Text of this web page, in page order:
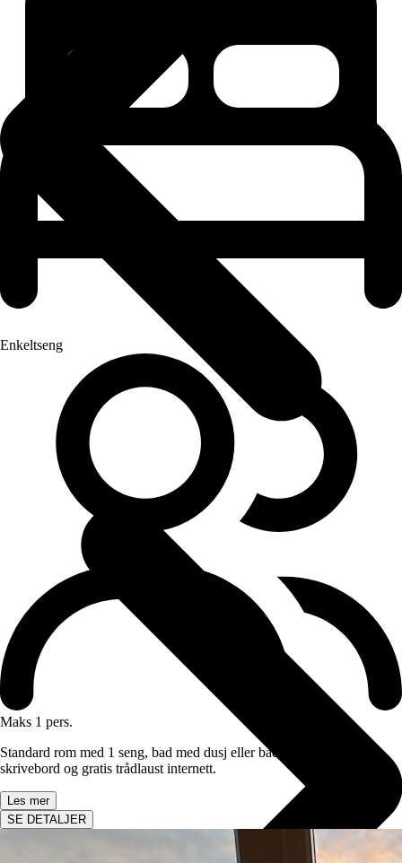
Enkeltseng
Maks 1 pers.
Standard rom med 1 seng, bad med dusj eller badekar, stol, tv,
skrivebord og gratis trådlaust internett.
Les mer
SE DETALJER